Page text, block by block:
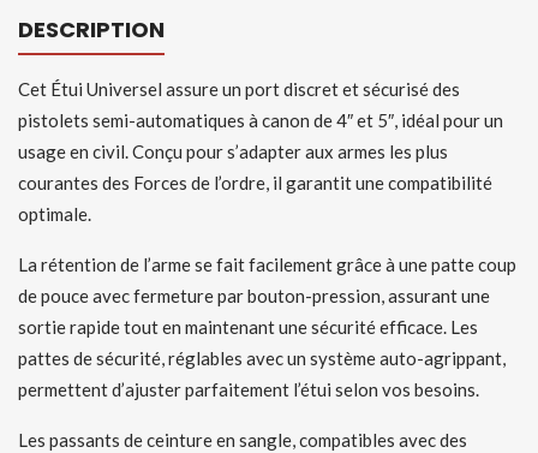
DESCRIPTION
Cet Étui Universel assure un port discret et sécurisé des
pistolets semi-automatiques à canon de 4″ et 5″, idéal pour un
usage en civil. Conçu pour s’adapter aux armes les plus
courantes des Forces de l’ordre, il garantit une compatibilité
optimale.
La rétention de l’arme se fait facilement grâce à une patte coup
de pouce avec fermeture par bouton-pression, assurant une
sortie rapide tout en maintenant une sécurité efficace. Les
pattes de sécurité, réglables avec un système auto-agrippant,
permettent d’ajuster parfaitement l’étui selon vos besoins.
Les passants de ceinture en sangle, compatibles avec des